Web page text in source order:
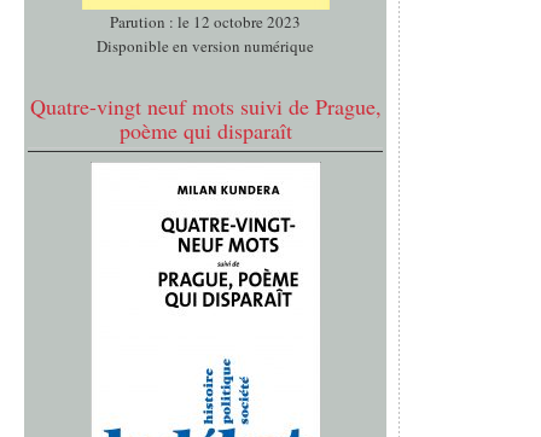
Parution : le 12 octobre 2023
Disponible en version numérique
Quatre-vingt neuf mots suivi de Prague,
poème qui disparaît